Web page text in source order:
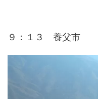
９：１３ 養父市